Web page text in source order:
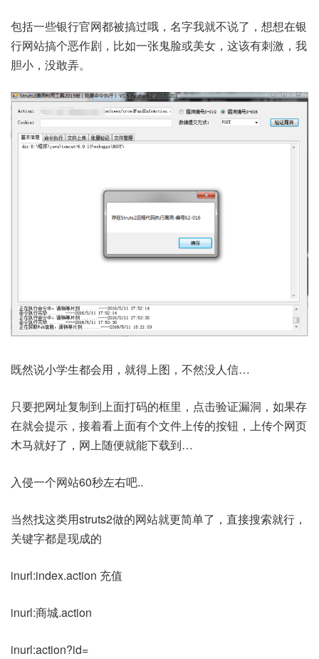
包括一些银行官网都被搞过哦，名字我就不说了，想想在银
行网站搞个恶作剧，比如一张鬼脸或美女，这该有刺激，我
胆小，没敢弄。
既然说小学生都会用，就得上图，不然没人信…
只要把网址复制到上面打码的框里，点击验证漏洞，如果存
在就会提示，接着看上面有个文件上传的按钮，上传个网页
木马就好了，网上随便就能下载到…
入侵一个网站60秒左右吧..
当然找这类用struts2做的网站就更简单了，直接搜索就行，
关键字都是现成的
inurl:index.action 充值
inurl:商城.action
inurl:action?id=